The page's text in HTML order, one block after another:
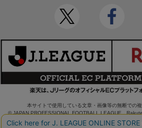
本サイトで使用している文章・画像等の無断での
© JAPAN PROFESSIONAL FOOTBALL LEAGUE
SERVED.